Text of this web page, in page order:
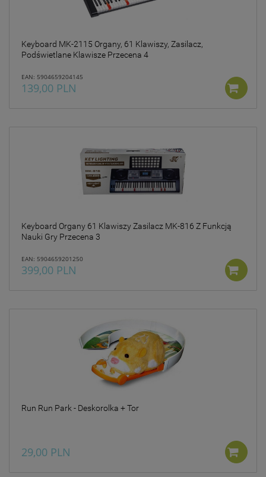
Keyboard MK-2115 Organy, 61 Klawiszy, Zasilacz,
Podświetlane Klawisze Przecena 4
EAN: 5904659204145
139,00 PLN
Keyboard Organy 61 Klawiszy Zasilacz MK-816 Z Funkcją
Nauki Gry Przecena 3
EAN: 5904659201250
399,00 PLN
Run Run Park - Deskorolka + Tor
29,00 PLN